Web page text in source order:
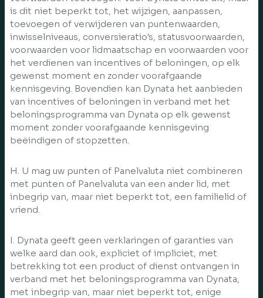
is dit niet beperkt tot, het wijzigen, aanpassen,
toevoegen of verwijderen van puntenwaarden,
inwisselniveaus, conversieratio's, statusvoorwaarden,
voorwaarden voor lidmaatschap en voorwaarden voor
het verdienen van incentives of beloningen, op elk
gewenst moment en zonder voorafgaande
kennisgeving. Bovendien kan Dynata het aanbieden
van incentives of beloningen in verband met het
beloningsprogramma van Dynata op elk gewenst
moment zonder voorafgaande kennisgeving
beëindigen of stopzetten.
H. U mag uw punten of Panelvaluta niet combineren
met punten of Panelvaluta van een ander lid, met
inbegrip van, maar niet beperkt tot, een familielid of
vriend.
I. Dynata geeft geen verklaringen of garanties van
welke aard dan ook, expliciet of impliciet, met
betrekking tot een product of dienst ontvangen in
verband met het beloningsprogramma van Dynata,
met inbegrip van, maar niet beperkt tot, enige